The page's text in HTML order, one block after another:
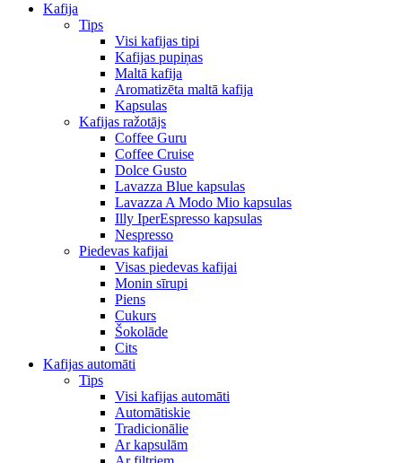
Kafija
Tips
Visi kafijas tipi
Kafijas pupiņas
Maltā kafija
Aromatizēta maltā kafija
Kapsulas
Kafijas ražotājs
Coffee Guru
Coffee Cruise
Dolce Gusto
Lavazza Blue kapsulas
Lavazza A Modo Mio kapsulas
Illy IperEspresso kapsulas
Nespresso
Piedevas kafijai
Visas piedevas kafijai
Monin sīrupi
Piens
Cukurs
Šokolāde
Cits
Kafijas automāti
Tips
Visi kafijas automāti
Automātiskie
Tradicionālie
Ar kapsulām